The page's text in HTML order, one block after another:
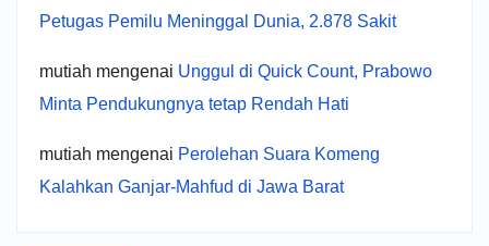
Petugas Pemilu Meninggal Dunia, 2.878 Sakit
mutiah mengenai Unggul di Quick Count, Prabowo
Minta Pendukungnya tetap Rendah Hati
mutiah mengenai Perolehan Suara Komeng
Kalahkan Ganjar-Mahfud di Jawa Barat